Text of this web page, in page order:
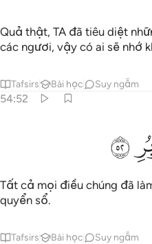
Quả thật, TA đã tiêu diệt
các ngươi, vậy có ai sẽ nhớ
Tafsirs Bài học Suy ngẫm
54:52
ﱔ
Tất cả mọi điều chúng đã
quyển sổ.
Tafsirs Bài học Suy ngẫm